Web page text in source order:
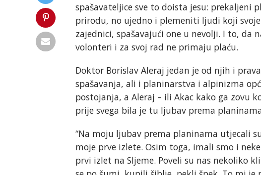
spašavateljice sve to doista jesu: prekaljeni
prirodu, no ujedno i plemeniti ljudi koji
zajednici, spašavajući one u nevolji. I to, da
volonteri i za svoj rad ne primaju plaću.
Doktor Borislav Aleraj jedan je od njih i
spašavanja, ali i planinarstva i alpinizma
postojanja, a Aleraj – ili Akac kako ga zovu
prije svega bila je tu ljubav prema
“Na moju ljubav prema planinama utjecali
moje prve izlete. Osim toga, imali smo i
prvi izlet na Sljeme. Poveli su nas nekoliko